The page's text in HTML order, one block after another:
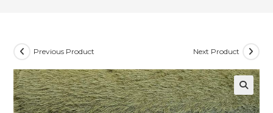
Previous Product Next Product